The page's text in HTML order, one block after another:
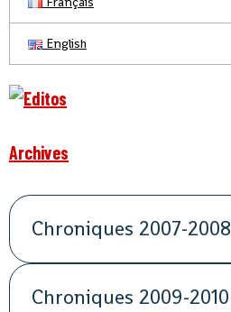
English
Archives
Chroniques 2007-2008
Chroniques 2009-2010